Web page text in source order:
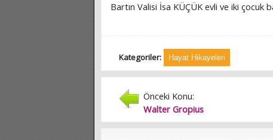
Bartın Valisi İsa KÜÇÜK evli ve iki çocuk
Kategoriler: Hayat Hikayeleri
Önceki Konu:
Walter Gropius